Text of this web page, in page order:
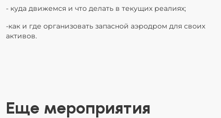
- куда движемся и что делать в текущих реалиях;
-как и где организовать запасной аэродром для своих
активов.
Еще мероприятия